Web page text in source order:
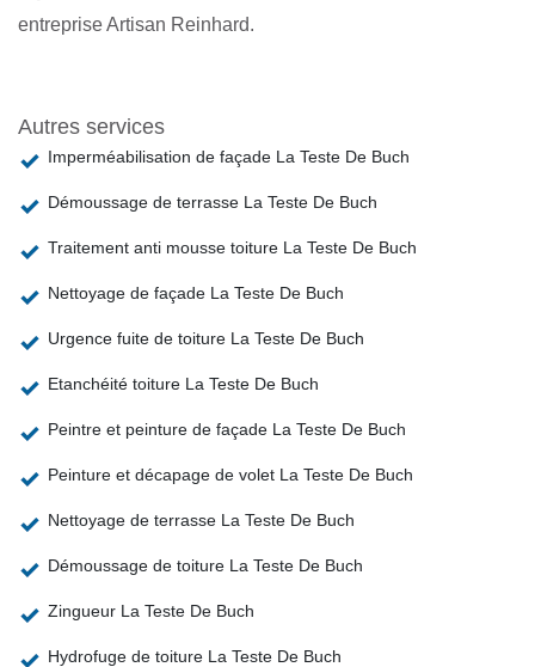
entreprise Artisan Reinhard.
Autres services
Imperméabilisation de façade La Teste De Buch
Démoussage de terrasse La Teste De Buch
Traitement anti mousse toiture La Teste De Buch
Nettoyage de façade La Teste De Buch
Urgence fuite de toiture La Teste De Buch
Etanchéité toiture La Teste De Buch
Peintre et peinture de façade La Teste De Buch
Peinture et décapage de volet La Teste De Buch
Nettoyage de terrasse La Teste De Buch
Démoussage de toiture La Teste De Buch
Zingueur La Teste De Buch
Hydrofuge de toiture La Teste De Buch